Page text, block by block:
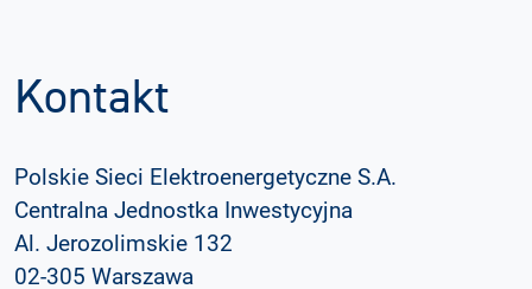
Kontakt
Polskie Sieci Elektroenergetyczne S.A.
Centralna Jednostka Inwestycyjna
Al. Jerozolimskie 132
02-305 Warszawa